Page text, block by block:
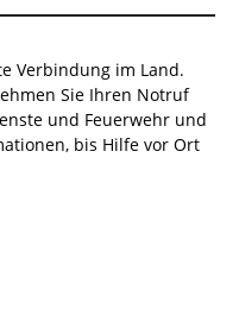
Verbindung im Land.
Sie Ihren Notruf
und Feuerwehr und
bis Hilfe vor Ort